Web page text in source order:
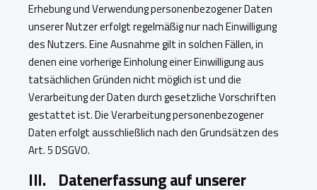
Erhebung und Verwendung personenbezogener Daten
unserer Nutzer erfolgt regelmäßig nur nach Einwilligung
des Nutzers. Eine Ausnahme gilt in solchen Fällen, in
denen eine vorherige Einholung einer Einwilligung aus
tatsächlichen Gründen nicht möglich ist und die
Verarbeitung der Daten durch gesetzliche Vorschriften
gestattet ist. Die Verarbeitung personenbezogener
Daten erfolgt ausschließlich nach den Grundsätzen des
Art. 5 DSGVO.
III. Datenerfassung auf unserer